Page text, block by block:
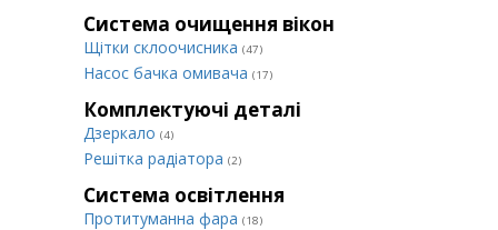
Система очищення вікон
Щітки склоочисника (47)
Насос бачка омивача (17)
Комплектуючі деталі
Дзеркало (4)
Решітка радіатора (2)
Система освітлення
Протитуманна фара (18)